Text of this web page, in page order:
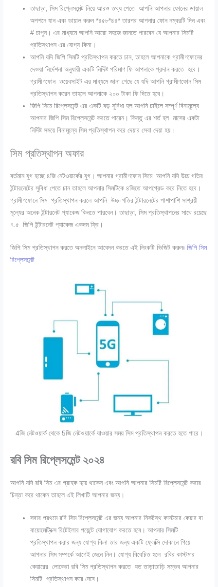
তাছাড়া, সিম রিপ্লেসমেন্ট নিয়ে আরও তথ্য পেতে আপনি আপনার ফোনের ডায়াল
অপশনে যান এবং ডায়াল করুন *৪৫৮*৪৪* তারপর আপনার ফোন নম্বরটি দিন এবং
# চাপুন। এর মাধ্যমে আপনি আরো সহজে জানতে পারবেন যে আপনার সিমটি
প্রতিস্থাপন এর যোগ্য কিনা।
আপনি যদি জিপি সিমটি প্রতিস্থাপন করতে চান, তাহলে আপনাকে গ্রামীণফোনের
দেওয়া নির্দেশনা অনুযায়ী একটি নির্দিষ্ট পরিমাণ ফি আপনাকে প্রদান করতে হবে।
গ্রামীণফোন ওয়েবসাইট এর মাধ্যমে জানা গেছে যে যদি আপনি গ্রামীণফোন সিম
প্রতিস্থাপন করেন তাহলে আপনাকে ২০০ টাকা ফি দিতে হবে।
জিপি সিমে রিপ্লেসমেন্ট এর একটি বড় সুবিধা হল আপনি চাইলে সম্পূর্ণ বিনামূল্যে
আপনার জিপি সিম রিপ্লেসমেন্ট করতে পারেন। কিন্তু এর শর্ত হল মাসের একটা
নির্দিষ্ট সময়ে বিনামূল্যে সিম প্রতিস্থাপন করে দেয়ার সেবা দেয়া হয়।
সিম প্রতিস্থাপন অফার
বর্তমান যুগ হচ্ছে ৪জি নেটওয়ার্কের যুগ। আপনার গ্রামীণফোন সিমে আপনি যদি উচ্চ গতির
ইন্টারনেটের সুবিধা পেতে চান তাহলে আপনার সিমটিকে ৪জিতে আপগ্রেড করে নিতে হবে।
গ্রামীণফোনে সিম প্রতিস্থাপন করলে আপনি উচ্চ-গতির ইন্টারনেটের পাশাপাশি সাশ্রয়ী
মূল্যের অনেক ইন্টারনেট প্যাকেজ কিনতে পারবেন। তাছাড়া, সিম প্রতিস্থাপনের সাথে রয়েছে
৭.৫ জিপি ইন্টারনেট প্যাকেজ একদম ফ্রি।
জিপি সিম প্রতিস্থাপন করতে অনলাইনে আবেদন করতে এই লিংকটি ভিজিট করুনঃজিপি সিম
রিপ্লেসমেন্ট
4জি নেটওয়ার্ক থেকে 5জি নেটওয়ার্কে যাওয়ার সময় সিম প্রতিস্থাপন করতে হতে পারে।
রবি সিম রিপ্লেসমেন্ট ২০২৪
আপনি যদি রবি সিম এর গ্রাহক হয়ে থাকেন এবং আপনি আপনার সিমটি রিপ্লেসমেন্ট করার
চিন্তা করে থাকেন তাহলে এই লিখাটি আপনার জন্য।
সবার প্রথমে রবি সিম রিপ্লেসমেন্ট এর জন্য আপনার নিকটস্থ কাস্টমার কেয়ার বা
বায়োমেট্রিক্স রিটেইলার পয়েন্টে যোগাযোগ করতে হবে। আপনার সিমটি
প্রতিস্থাপন করার জন্য যোগ্য কিনা তার জন্য একটি ফ্লেক্সি দোকানে গিয়ে
আপনার সিম সম্পর্কে আগেই জেনে নিন। যোগ্য বিবেচিত হলে রবির কাস্টমার
কেয়ারের লোকেরা রবি সিম প্রতিস্থাপন করতে যত তাড়াতাড়ি সম্ভব আপনার
সিমটি প্রতিস্থাপন করে দেবে।